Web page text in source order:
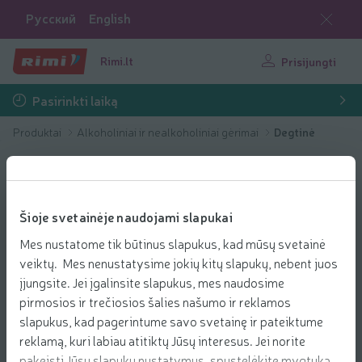
Šioje svetainėje naudojami slapukai
Mes nustatome tik būtinus slapukus, kad mūsų svetainė
veiktų. Mes nenustatysime jokių kitų slapukų, nebent juos
įjungsite. Jei įgalinsite slapukus, mes naudosime
pirmosios ir trečiosios šalies našumo ir reklamos
slapukus, kad pagerintume savo svetainę ir pateiktume
reklamą, kuri labiau atitiktų Jūsų interesus. Jei norite
Русский English
Rimi.lt Prisijungti
Pasirinkti laiką
Produktai Alkoholiniai ir nealkoholiniai gėrimai Degtinė